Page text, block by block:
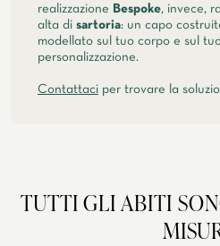
realizzazione Bespoke, invece,
alta di sartoria: un capo
modellato sul tuo corpo e sul
personalizzazione.
Contattaci per trovare la
TUTTI GLI ABITI